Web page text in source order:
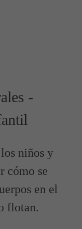
-
niños y
cómo se
en el
flotan.